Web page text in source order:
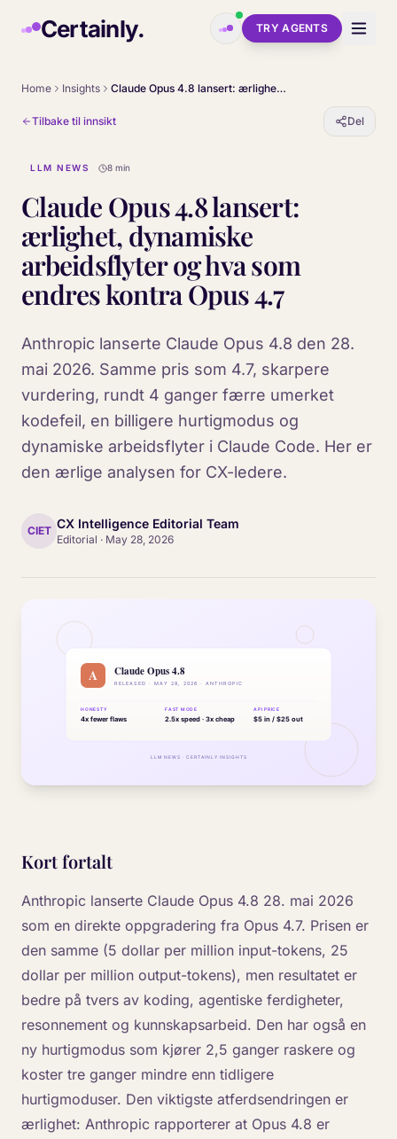
Certainly. TRY AGENTS
Home Insights Claude Opus 4.8 lansert: ærlighet, dynamiske arbeidsflyter og hva som endres kontra Opus 4.7
Tilbake til innsikt Del
LLM NEWS 8 min
Claude Opus 4.8 lansert:
ærlighet, dynamiske
arbeidsflyter og hva som
endres kontra Opus 4.7
Anthropic lanserte Claude Opus 4.8 den 28.
mai 2026. Samme pris som 4.7, skarpere
vurdering, rundt 4 ganger færre umerket
kodefeil, en billigere hurtigmodus og
dynamiske arbeidsflyter i Claude Code. Her er
den ærlige analysen for CX-ledere.
CIET CX Intelligence Editorial Team
Editorial · May 28, 2026
Kort fortalt
Anthropic lanserte Claude Opus 4.8 28. mai 2026
som en direkte oppgradering fra Opus 4.7. Prisen er
den samme (5 dollar per million input-tokens, 25
dollar per million output-tokens), men resultatet er
bedre på tvers av koding, agentiske ferdigheter,
resonnement og kunnskapsarbeid. Den har også en
ny hurtigmodus som kjører 2,5 ganger raskere og
koster tre ganger mindre enn tidligere
hurtigmoduser. Den viktigste atferdsendringen er
ærlighet: Anthropic rapporterer at Opus 4.8 er